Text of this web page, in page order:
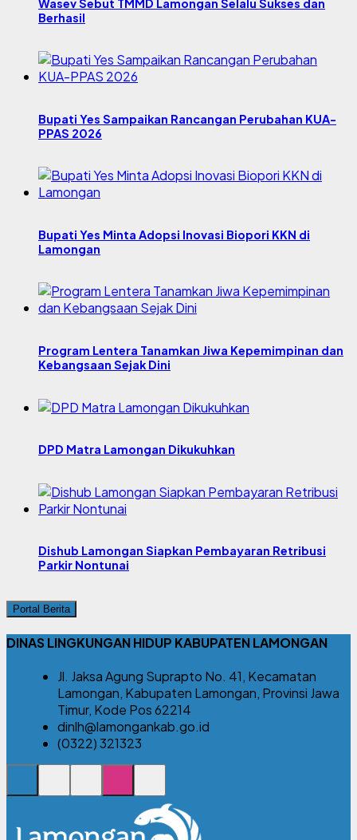
Wasev Sebut TMMD Lamongan Selalu Sukses dan
Berhasil
Bupati Yes Sampaikan Rancangan Perubahan KUA-
PPAS 2026
Bupati Yes Minta Adopsi Inovasi Biopori KKN di
Lamongan
Program Lentera Tanamkan Jiwa Kepemimpinan dan
Kebangsaan Sejak Dini
DPD Matra Lamongan Dikukuhkan
Dishub Lamongan Siapkan Pembayaran Retribusi
Parkir Nontunai
Portal Berita
DINAS LINGKUNGAN HIDUP KABUPATEN LAMONGAN
Jl. Jaksa Agung Suprapto No. 41, Kecamatan
Lamongan, Kabupaten Lamongan, Provinsi Jawa
Timur, Kode Pos 62214
dinlh@lamongankab.go.id
(0322) 321323